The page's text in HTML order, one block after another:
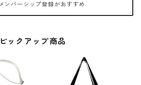
ンバーシップ登録がおすすめ
ピックアップ商品